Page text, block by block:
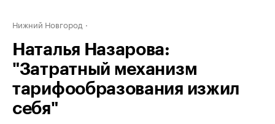
Нижний Новгород
Наталья Назарова:
"Затратный механизм
тарифообразования изжил
себя"